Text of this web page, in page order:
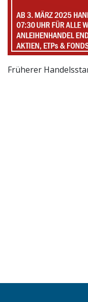
Früherer